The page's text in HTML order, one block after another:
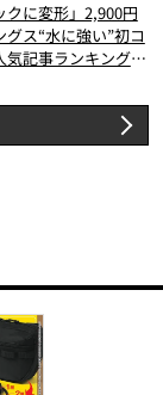
に変形」2,900円
ス“水に強い”初コ
記事ランキングベ